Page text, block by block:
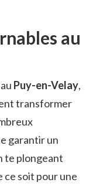
au
Puy-en-Velay,
transformer
garantir un
te plongeant
ce soit pour une